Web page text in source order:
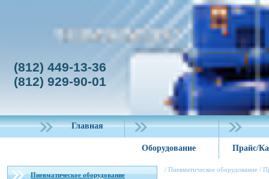
(812) 449-13-36
(812) 929-90-01
Главная
Оборудование Прайс/
Пневматическое оборудование
/ Пневматическое оборудование /